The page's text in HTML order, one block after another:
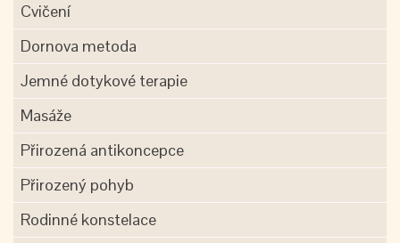
Cvičení
Dornova metoda
Jemné dotykové terapie
Masáže
Přirozená antikoncepce
Přirozený pohyb
Rodinné konstelace